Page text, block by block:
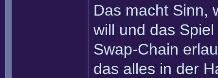
Das macht Sinn,
will und das
Swap-Chain
das alles in der